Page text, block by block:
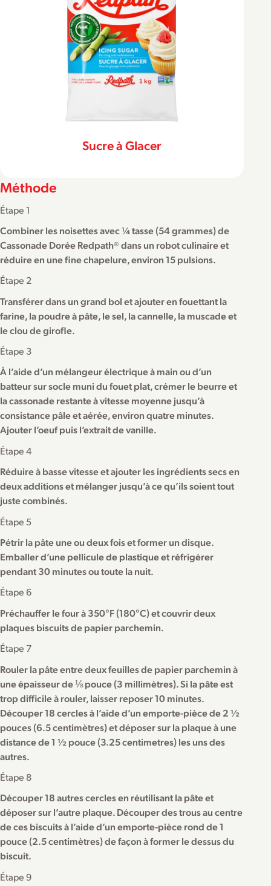
Sucre à Glacer
Méthode
Étape 1
Combiner les noisettes avec ¼ tasse (54 grammes) de
Cassonade Dorée Redpath® dans un robot culinaire et
réduire en une fine chapelure, environ 15 pulsions.
Étape 2
Transférer dans un grand bol et ajouter en fouettant la
farine, la poudre à pâte, le sel, la cannelle, la muscade et
le clou de girofle.
Étape 3
À l’aide d’un mélangeur électrique à main ou d’un
batteur sur socle muni du fouet plat, crémer le beurre et
la cassonade restante à vitesse moyenne jusqu’à
consistance pâle et aérée, environ quatre minutes.
Ajouter l’oeuf puis l’extrait de vanille.
Étape 4
Réduire à basse vitesse et ajouter les ingrédients secs en
deux additions et mélanger jusqu’à ce qu’ils soient tout
juste combinés.
Étape 5
Pétrir la pâte une ou deux fois et former un disque.
Emballer d’une pellicule de plastique et réfrigérer
pendant 30 minutes ou toute la nuit.
Étape 6
Préchauffer le four à 350°F (180°C) et couvrir deux
plaques biscuits de papier parchemin.
Étape 7
Rouler la pâte entre deux feuilles de papier parchemin à
une épaisseur de ⅛ pouce (3 millimètres). Si la pâte est
trop difficile à rouler, laisser reposer 10 minutes.
Découper 18 cercles à l’aide d’un emporte-pièce de 2 ½
pouces (6.5 centimètres) et déposer sur la plaque à une
distance de 1 ½ pouce (3.25 centimetres) les uns des
autres.
Étape 8
Découper 18 autres cercles en réutilisant la pâte et
déposer sur l’autre plaque. Découper des trous au centre
de ces biscuits à l’aide d’un emporte-pièce rond de 1
pouce (2.5 centimètres) de façon à former le dessus du
biscuit.
Étape 9